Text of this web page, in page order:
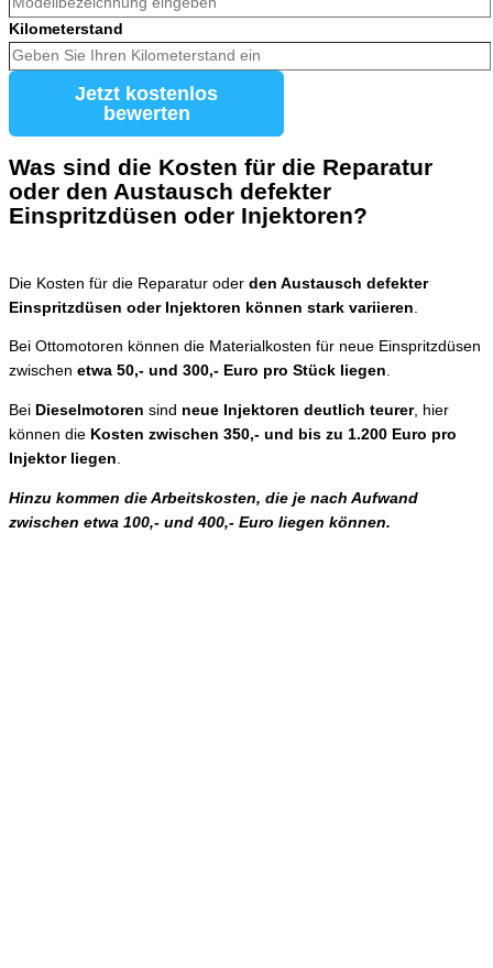
Kilometerstand
Jetzt kostenlos
bewerten
Was sind die Kosten für die Reparatur
oder den Austausch defekter
Einspritzdüsen oder Injektoren?
Die Kosten für die Reparatur oder den Austausch defekter
Einspritzdüsen oder Injektoren können stark variieren
Bei Ottomotoren können die Materialkosten für neue Einspritzdüsen
zwischen etwa 50,- und 300,- Euro pro Stück liegen.
Bei Dieselmotoren sind neue Injektoren deutlich teurer, hier
können die Kosten zwischen 350,- und bis zu 1.200 Euro pro
Injektor liegen
Hinzu kommen die Arbeitskosten, die je nach Aufwand
zwischen etwa 100,- und 400,- Euro liegen können.